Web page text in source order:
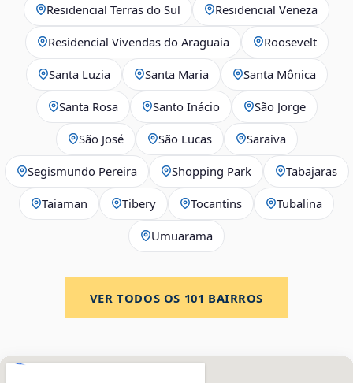
Residencial Terras do Sul Residencial Veneza
Residencial Vivendas do Araguaia Roosevelt
Santa Luzia Santa Maria Santa Mônica
Santa Rosa Santo Inácio São Jorge
São José São Lucas Saraiva
Segismundo Pereira Shopping Park Tabajaras
Taiaman Tibery Tocantins Tubalina
Umuarama
VER TODOS OS 101 BAIRROS